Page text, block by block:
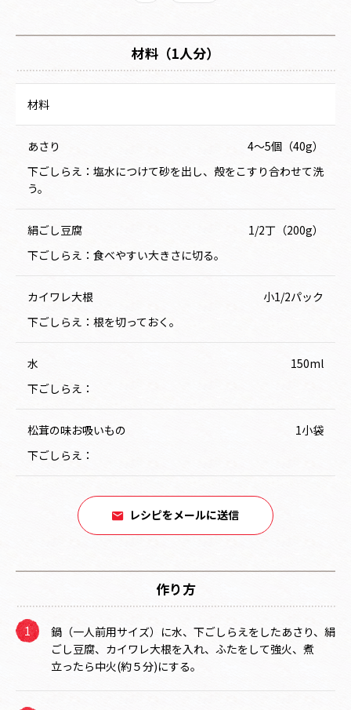
材料（1人分）
材料
あさり
4～5個（40g）
下ごしらえ：塩水につけて砂を出し、殻をこすり合わせて洗
う。
絹ごし豆腐
1/2丁（200g）
下ごしらえ：食べやすい大きさに切る。
カイワレ大根
小1/2パック
下ごしらえ：根を切っておく。
水
150ml
下ごしらえ：
松茸の味お吸いもの
1小袋
下ごしらえ：
レシピをメールに送信
作り方
鍋（一人前用サイズ）に水、下ごしらえをしたあさり、絹
ごし豆腐、カイワレ大根を入れ、ふたをして強火、煮
立ったら中火(約５分)にする。